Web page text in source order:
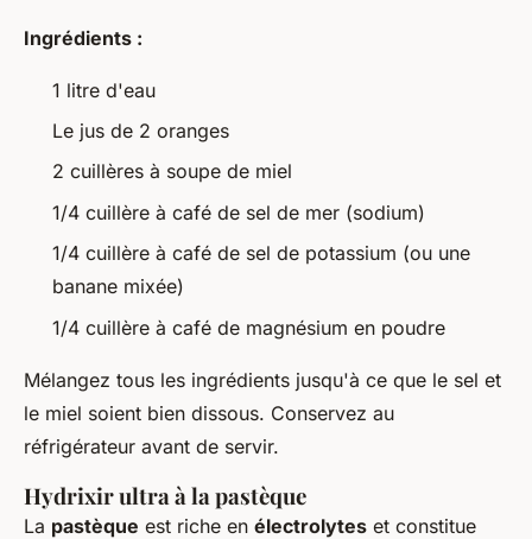
Ingrédients :
1 litre d'eau
Le jus de 2 oranges
2 cuillères à soupe de miel
1/4 cuillère à café de sel de mer (sodium)
1/4 cuillère à café de sel de potassium (ou une
banane mixée)
1/4 cuillère à café de magnésium en poudre
Mélangez tous les ingrédients jusqu'à ce que le sel et
le miel soient bien dissous. Conservez au
réfrigérateur avant de servir.
Hydrixir ultra à la pastèque
La pastèque est riche en électrolytes et constitue